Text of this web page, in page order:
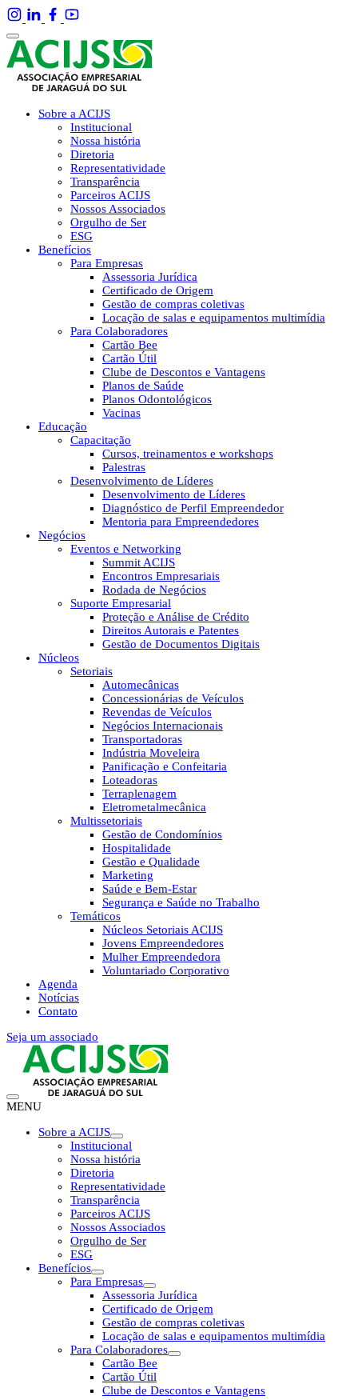
Sobre a ACIJS
Institucional
Nossa história
Diretoria
Representatividade
Transparência
Parceiros ACIJS
Nossos Associados
Orgulho de Ser
ESG
Benefícios
Para Empresas
Assessoria Jurídica
Certificado de Origem
Gestão de compras coletivas
Locação de salas e equipamentos multimídia
Para Colaboradores
Cartão Bee
Cartão Útil
Clube de Descontos e Vantagens
Planos de Saúde
Planos Odontológicos
Vacinas
Educação
Capacitação
Cursos, treinamentos e workshops
Palestras
Desenvolvimento de Líderes
Desenvolvimento de Líderes
Diagnóstico de Perfil Empreendedor
Mentoria para Empreendedores
Negócios
Eventos e Networking
Summit ACIJS
Encontros Empresariais
Rodada de Negócios
Suporte Empresarial
Proteção e Análise de Crédito
Direitos Autorais e Patentes
Gestão de Documentos Digitais
Núcleos
Setoriais
Automecânicas
Concessionárias de Veículos
Revendas de Veículos
Negócios Internacionais
Transportadoras
Indústria Moveleira
Panificação e Confeitaria
Loteadoras
Terraplenagem
Eletrometalmecânica
Multissetoriais
Gestão de Condomínios
Hospitalidade
Gestão e Qualidade
Marketing
Saúde e Bem-Estar
Segurança e Saúde no Trabalho
Temáticos
Núcleos Setoriais ACIJS
Jovens Empreendedores
Mulher Empreendedora
Voluntariado Corporativo
Agenda
Notícias
Contato
Seja um associado
MENU
Sobre a ACIJS
Institucional
Nossa história
Diretoria
Representatividade
Transparência
Parceiros ACIJS
Nossos Associados
Orgulho de Ser
ESG
Benefícios
Para Empresas
Assessoria Jurídica
Certificado de Origem
Gestão de compras coletivas
Locação de salas e equipamentos multimídia
Para Colaboradores
Cartão Bee
Cartão Útil
Clube de Descontos e Vantagens